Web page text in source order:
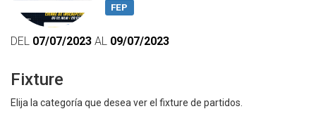
FEP
DEL 07/07/2023 AL 09/07/2023
Fixture
Elija la categoría que desea ver el fixture de partidos.